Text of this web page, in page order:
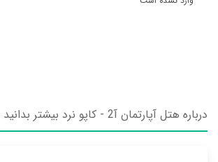
درباره هتل آپارتمان آ2 - کاپو نرد بیشتر بدانید